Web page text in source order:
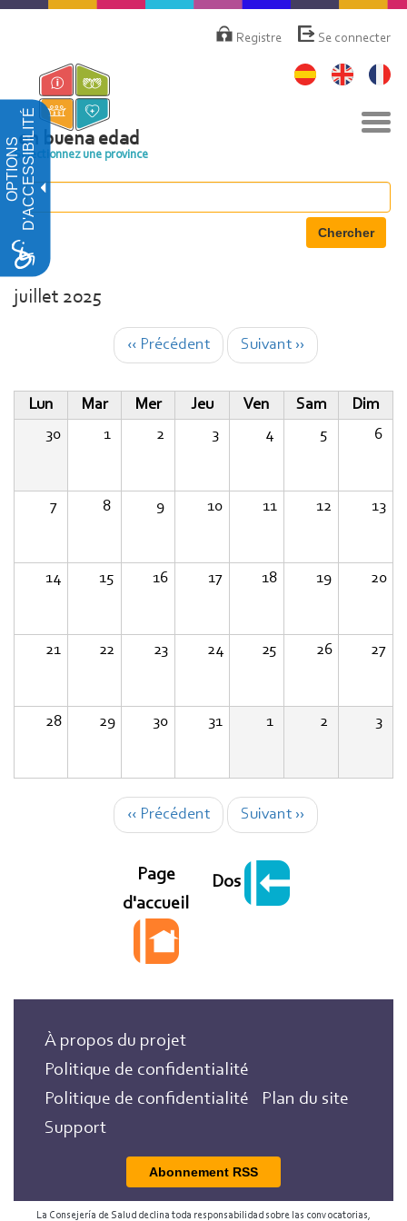
OPTIONSD'ACCESSIBILITÉ
Aller
principal
deRegistre Se connecter
la
en buena edad
Sélectionnez une province
Chercher
juillet 2025
‹‹ Précédent Suivant ››
Lun Mar Mer Jeu Ven Sam
Dim
30
1 2 3 4 5 6
7 8 9 10 11 12 13
14 15 16 17 18 19 20
21 22 23 24 25 26 27
28 29 30 31 1 2 3
‹‹ Précédent Suivant ››
Page
d'accueil
Dos
À propos du projet
Politique de confidentialité
Politique de confidentialité
Plan du site
Support
Abonnement RSS
La Consejería de Salud declina toda responsabilidad sobre las convocatorias,